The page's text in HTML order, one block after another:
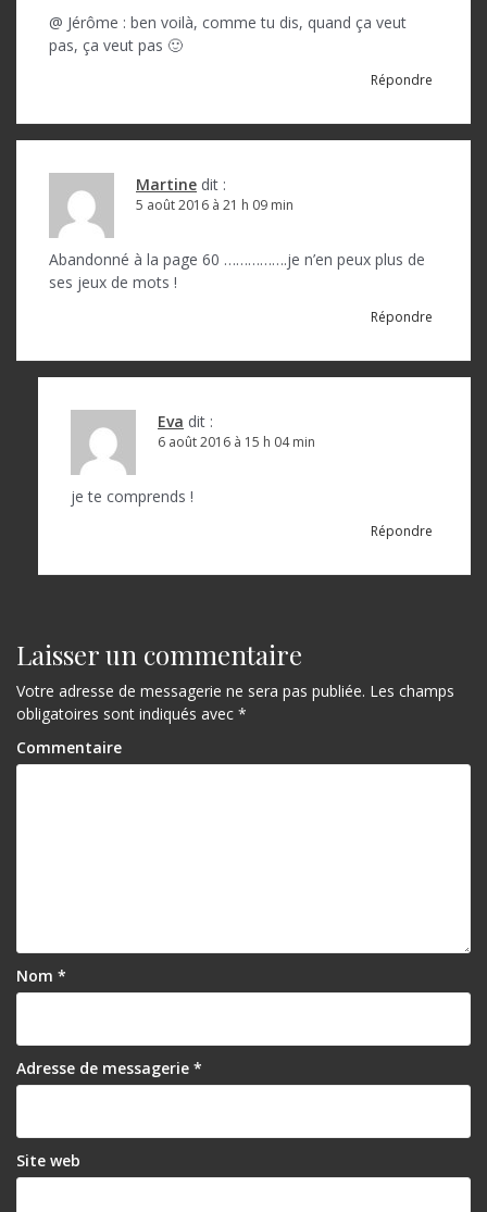
@ Jérôme : ben voilà, comme tu dis, quand ça veut
pas, ça veut pas 🙂
Répondre
Martine dit :
5 août 2016 à 21 h 09 min
Abandonné à la page 60 …………….je n’en peux plus de
ses jeux de mots !
Répondre
Eva dit :
6 août 2016 à 15 h 04 min
je te comprends !
Répondre
Laisser un commentaire
Votre adresse de messagerie ne sera pas publiée. Les champs
obligatoires sont indiqués avec *
Commentaire
Nom *
Adresse de messagerie *
Site web